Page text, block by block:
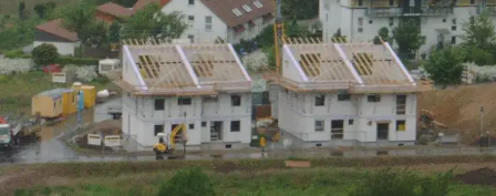
Schlüsselfertig
Sanierung
Karriere